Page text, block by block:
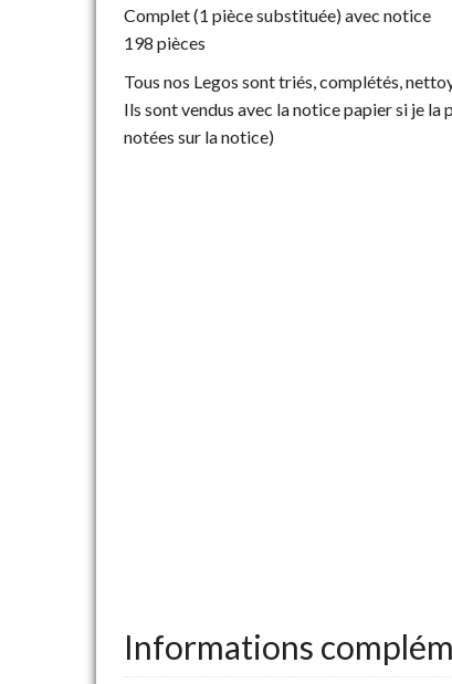
Complet (1 pièce substituée) avec notice
198 pièces
Tous nos Legos sont triés, complétés,
Ils sont vendus avec la notice papier si je la
notées sur la notice)
Informations